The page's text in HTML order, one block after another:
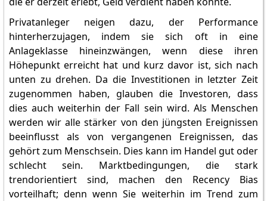
Privatanleger neigen dazu, der Performance
hinterherzujagen, indem sie sich oft in eine
Anlageklasse hineinzwängen, wenn diese ihren
Höhepunkt erreicht hat und kurz davor ist, sich nach
unten zu drehen. Da die Investitionen in letzter Zeit
zugenommen haben, glauben die Investoren, dass
dies auch weiterhin der Fall sein wird. Als Menschen
werden wir alle stärker von den jüngsten Ereignissen
beeinflusst als von vergangenen Ereignissen, das
gehört zum Menschsein. Dies kann im Handel gut oder
schlecht sein. Marktbedingungen, die stark
trendorientiert sind, machen den Recency Bias
vorteilhaft; denn wenn Sie weiterhin im Trend zum